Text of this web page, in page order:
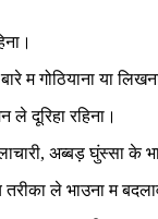
म गोठियाना या
ले दूरिहा रहिना।
अब्बड़ घुंस्सा के
ले भाउना म